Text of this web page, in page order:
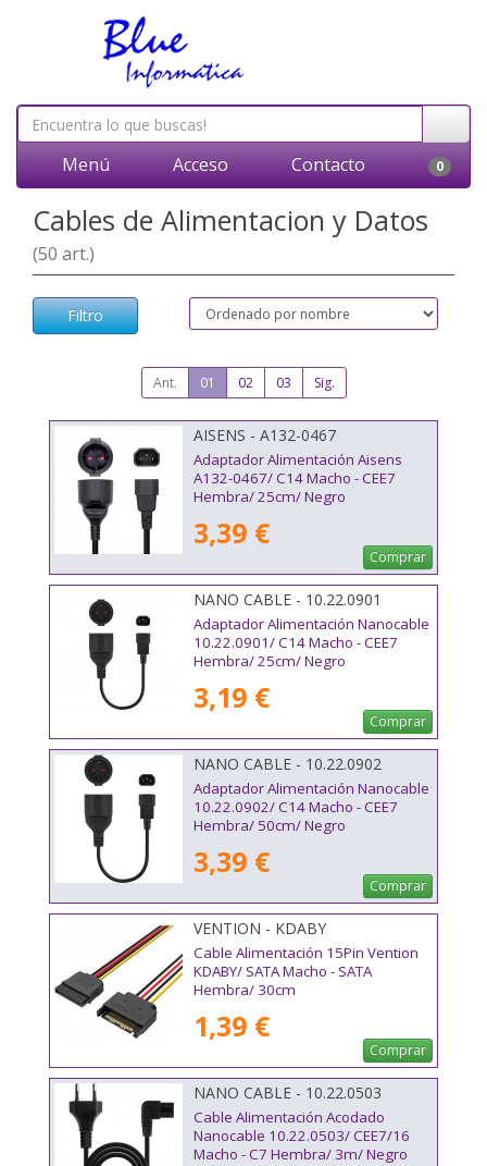
Menú Acceso Contacto 0
Cables de Alimentacion y Datos
(50 art.)
Filtro
Ant. 01 02 03 Sig.
AISENS - A132-0467
Adaptador Alimentación Aisens
A132-0467/ C14 Macho - CEE7
Hembra/ 25cm/ Negro
3,39 €
Comprar
NANO CABLE - 10.22.0901
Adaptador Alimentación Nanocable
10.22.0901/ C14 Macho - CEE7
Hembra/ 25cm/ Negro
3,19 €
Comprar
NANO CABLE - 10.22.0902
Adaptador Alimentación Nanocable
10.22.0902/ C14 Macho - CEE7
Hembra/ 50cm/ Negro
3,39 €
Comprar
VENTION - KDABY
Cable Alimentación 15Pin Vention
KDABY/ SATA Macho - SATA
Hembra/ 30cm
1,39 €
Comprar
NANO CABLE - 10.22.0503
Cable Alimentación Acodado
Nanocable 10.22.0503/ CEE7/16
Macho - C7 Hembra/ 3m/ Negro